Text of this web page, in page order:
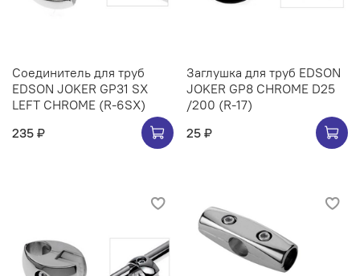
Соединитель для труб
EDSON JOKER GP31 SX
LEFT CHROME (R-6SX)
235 ₽
Заглушка для труб EDSON
JOKER GP8 CHROME D25
/200 (R-17)
25 ₽